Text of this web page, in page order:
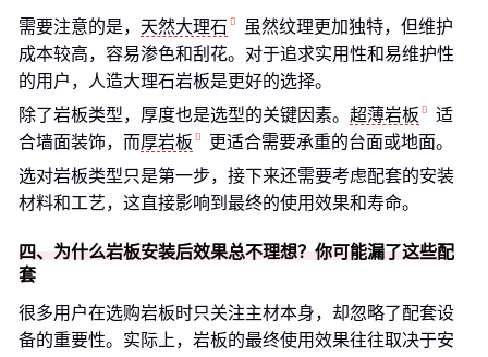
需要注意的是， 天然大理石
虽然纹理更加独特，但维护
成本较高，容易渗色和刮花。对于追求实用性和易维护性
的用户，人造大理石岩板是更好的选择。
除了岩板类型，厚度也是选型的关键因素。 超薄岩板
适
合墙面装饰，而厚岩板
更适合需要承重的台面或地面。
选对岩板类型只是第一步，接下来还需要考虑配套的安装
材料和工艺，这直接影响到最终的使用效果和寿命。
四、为什么岩板安装后效果总不理想？你可能漏了这些配
套
很多用户在选购岩板时只关注主材本身，却忽略了配套设
备的重要性。实际上，岩板的最终使用效果往往取决于安